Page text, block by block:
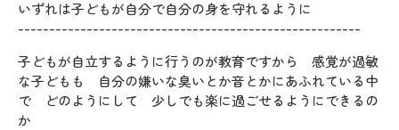
いずれは子どもが自分で自分の身を守れるように
-------------------------------------------------------
子どもが自立するように行うのが教育ですから 感覚が過敏
な子どもも 自分の嫌いな臭いとか音とかにあふれている中
で どのようにして 少しでも楽に過ごせるようにできるの
か